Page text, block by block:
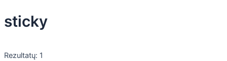
sticky
Rezultatų: 1